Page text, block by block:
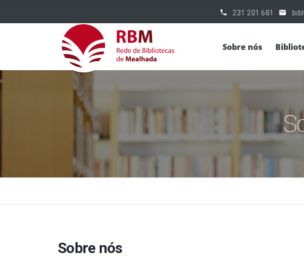
231 201 681
Sobre nós
Sobre nós